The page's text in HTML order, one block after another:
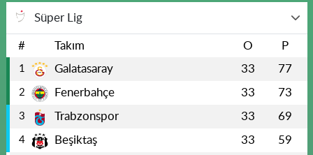
Süper Lig
# Takım O P
1 Galatasaray 33 77
2 Fenerbahçe 33 73
3 Trabzonspor 33 69
4 Beşiktaş 33 59